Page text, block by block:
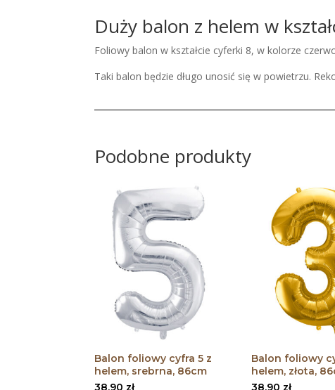
Duży balon z helem w
Foliowy balon w kształcie cyferki 8, w kolorze
Taki balon będzie długo unosić się w powietrzu.
Podobne produkty
Balon foliowy cyfra 5 z
helem, srebrna, 86cm
38,90 zł
Balon foliowy
helem, złota,
38,90 zł